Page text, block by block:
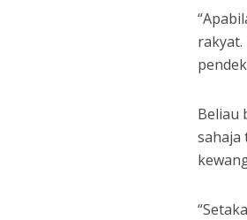
Beliau
sahaja